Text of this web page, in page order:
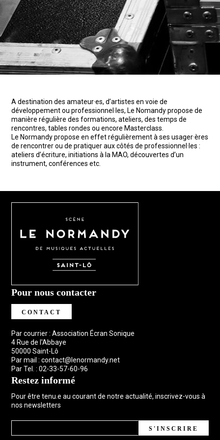
A destination des amateur·es, d’artistes en voie de
développement ou professionnel·les, Le Nomandy propose de
manière régulière des formations, ateliers, des temps de
rencontres, tables rondes ou encore Masterclass.
Le Normandy propose en effet régulièrement à ses usager·ères
de rencontrer ou de pratiquer aux côtés de professionnel·les :
ateliers d’écriture, initiations à la MAO, découvertes d’un
instrument, conférences etc.
Pour nous contacter
CONTACT
Par courrier : Association Écran Sonique
4 Rue de l'Abbaye
50000 Saint-Lô
Par mail :contact@lenormandy.net
Par Tel. :02-33-57-60-96
Restez informé
Pour être tenu.e au courant de notre actualité, inscrivez-vous à
nos newsletters
S'INSCRIRE